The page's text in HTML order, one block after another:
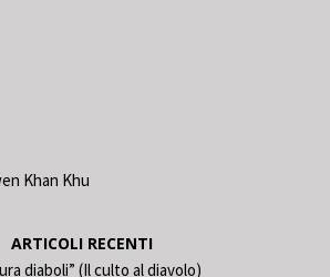
Khan Khu
ARTICOLI RECENTI
diaboli” (Il culto al diavolo)